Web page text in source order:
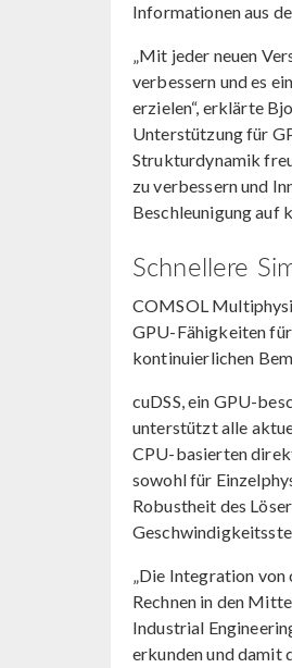
Informationen aus
„Mit jeder neuen
verbessern und es
erzielen“, erklärte
Unterstützung für
Strukturdynamik
zu verbessern und
Beschleunigung auf
Schnellere
COMSOL
GPU-Fähigkeiten
kontinuierlichen
cuDSS, ein GPU-
unterstützt alle
CPU-basierten
sowohl für
Robustheit des
„Die Integration von
Rechnen in den
Industrial
erkunden und damit